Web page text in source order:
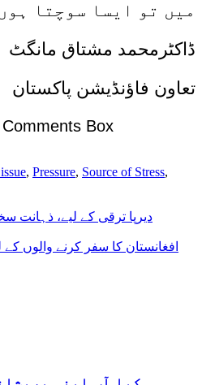
میں تو ایسا سوچتا
ڈاکٹرمحمد مشتاق مانگٹ
تعاون فاؤنڈیشن پاکستان
Box
, Pressure, Source of Stress,
دیرپا ترقی کے لیے،
افغانستان کا سفر کرنے والوں کے